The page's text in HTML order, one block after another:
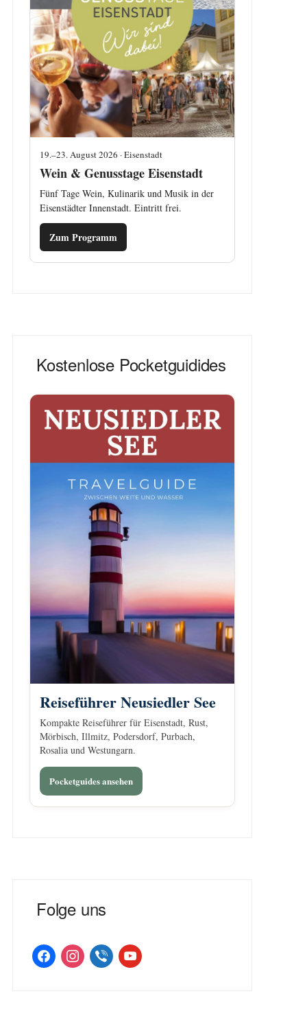
19.–23. August 2026 · Eisenstadt
Wein & Genusstage Eisenstadt
Fünf Tage Wein, Kulinarik und Musik in der
Eisenstädter Innenstadt. Eintritt frei.
Zum Programm
Kostenlose Pocketguidides
Reiseführer Neusiedler See
Kompakte Reiseführer für Eisenstadt, Rust,
Mörbisch, Illmitz, Podersdorf, Purbach,
Rosalia und Westungarn.
Pocketguides ansehen
Folge uns
facebookinstagramviber youtube